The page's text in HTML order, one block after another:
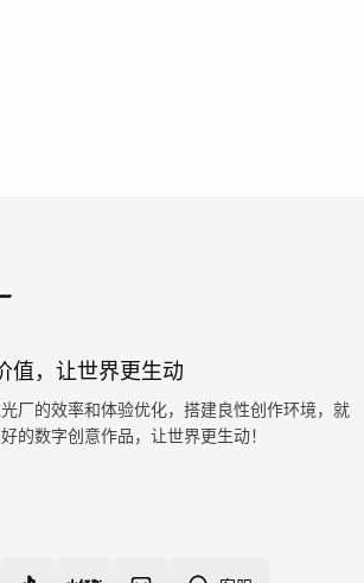
值，让世界更生动
厂的效率和体验优化，搭建良性创作环境，就
的数字创意作品，让世界更生动！